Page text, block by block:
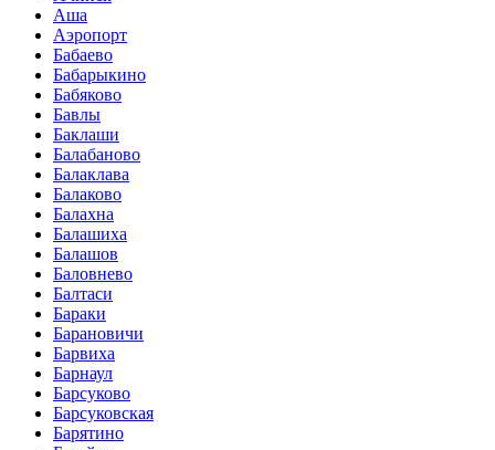
Аша
Аэропорт
Бабаево
Бабарыкино
Бабяково
Бавлы
Баклаши
Балабаново
Балаклава
Балаково
Балахна
Балашиха
Балашов
Баловнево
Балтаси
Бараки
Барановичи
Барвиха
Барнаул
Барсуково
Барсуковская
Барятино